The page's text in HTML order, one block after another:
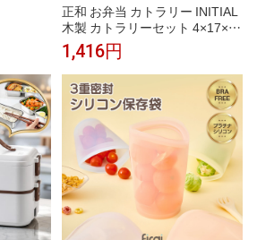
正和 お弁当 カトラリー INITIAL
木製 カトラリーセット 4×17×2.
6cm
1,416円